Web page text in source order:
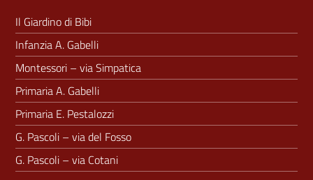
Il Giardino di Bibi
Infanzia A. Gabelli
Montessori – via Simpatica
Primaria A. Gabelli
Primaria E. Pestalozzi
G. Pascoli – via del Fosso
G. Pascoli – via Cotani